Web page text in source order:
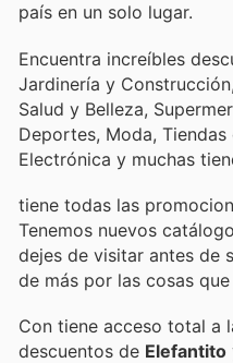
país en un solo lugar.
Encuentra increíbles
Jardinería y
Salud y Belleza,
Deportes, Moda,
Electrónica y muchas
tiene todas las
Tenemos nuevos
dejes de visitar antes de
de más por las cosas
Con tiene acceso total a
descuentos de Elefantito